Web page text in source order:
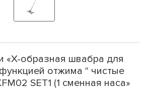
«Х-образная швабра для
отжима " чистые
SET1 (1 сменная наса»